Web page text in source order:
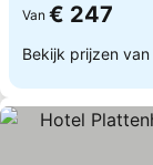
Van € 247
Bekijk prijzen van